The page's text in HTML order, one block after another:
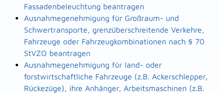
Fassadenbeleuchtung beantragen
Ausnahmegenehmigung für Großraum- und
Schwertransporte, grenzüberschreitende Verkehre,
Fahrzeuge oder Fahrzeugkombinationen nach § 70
StVZO beantragen
Ausnahmegenehmigung für land- oder
forstwirtschaftliche Fahrzeuge (z.B. Ackerschlepper,
Rückezüge), ihre Anhänger, Arbeitsmaschinen (z.B.